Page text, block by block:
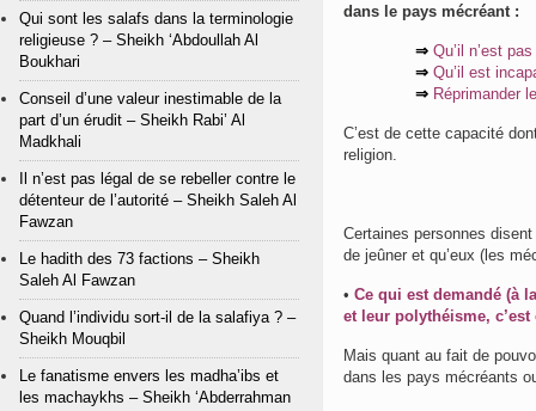
dans le pays mécréant :
⇒ Qu’il n’est
⇒ Qu’il est
⇒ Réprimander
C’est de cette capacité
religion.
Certaines personnes
de jeûner et qu’eux (les
• Ce qui est demandé (à
et leur polythéisme,
Mais quant au fait de
dans les pays mécréants
Qui sont les salafs dans la terminologie
religieuse ? – Sheikh ‘Abdoullah Al
Boukhari
Conseil d’une valeur inestimable de la
part d’un érudit – Sheikh Rabi’ Al
Madkhali
Il n’est pas légal de se rebeller contre le
détenteur de l’autorité – Sheikh Saleh Al
Fawzan
Le hadith des 73 factions – Sheikh
Saleh Al Fawzan
Quand l’individu sort-il de la salafiya ? –
Sheikh Mouqbil
Le fanatisme envers les madha’ibs et
les machaykhs – Sheikh ‘Abderrahman